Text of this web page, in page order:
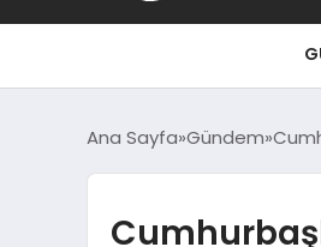
Ana Sayfa Gündem